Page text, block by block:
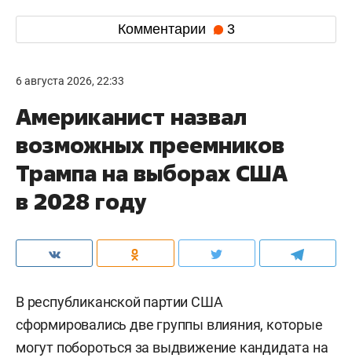
Комментарии 3
6 августа 2026, 22:33
Американист назвал
возможных преемников
Трампа на выборах США
в 2028 году
В республиканской партии США
сформировались две группы влияния, которые
могут побороться за выдвижение кандидата на